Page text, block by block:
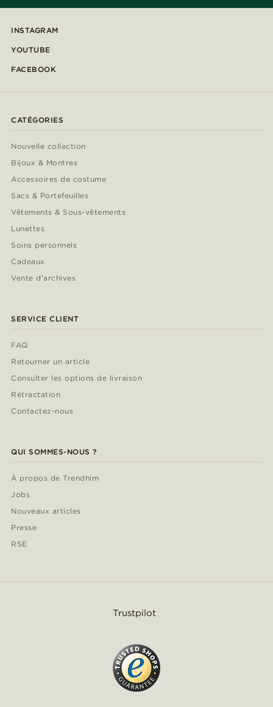
INSTAGRAM
YOUTUBE
FACEBOOK
CATÉGORIES
Nouvelle collection
Bijoux & Montres
Accessoires de costume
Sacs & Portefeuilles
Vêtements & Sous-vêtements
Lunettes
Soins personnels
Cadeaux
Vente d'archives
SERVICE CLIENT
FAQ
Retourner un article
Consulter les options de livraison
Rétractation
Contactez-nous
QUI SOMMES-NOUS ?
À propos de Trendhim
Jobs
Nouveaux articles
Presse
RSE
Trustpilot